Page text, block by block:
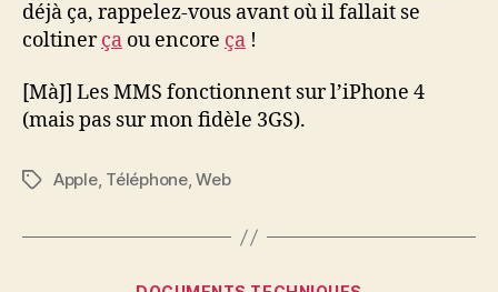
déjà ça, rappelez-vous avant où il fallait se
coltinerça ou encore ça !
[MàJ] Les MMS fonctionnent sur l’iPhone 4
(mais pas sur mon fidèle 3GS).
Étiquettes
Apple, Téléphone,Web
Catégories